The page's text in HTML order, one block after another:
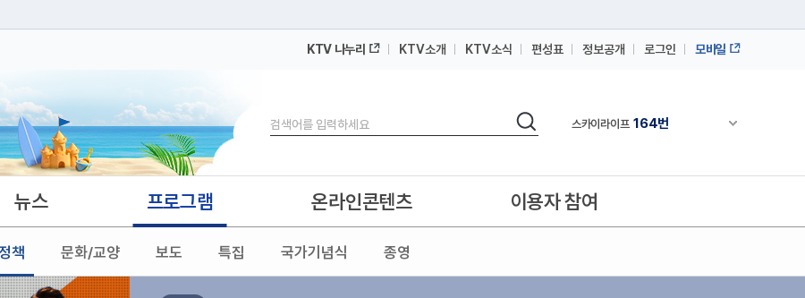
URL에서 도메인 주소를 확인해 보세요
KTV 나누리 KTV소개 KTV소식 편성표 정보공개 로그인 모바일
검색
검색 채널안내 펼쳐
스카이라이프 164번
스카이라이프 164번
뉴스 프로그램
책 문화/교양 보도 특집 국가기념식 종영
온라인콘텐츠 이용자 참여